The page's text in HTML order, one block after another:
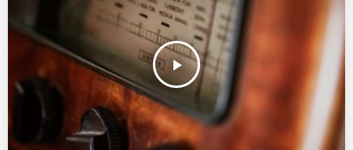
play_arrow